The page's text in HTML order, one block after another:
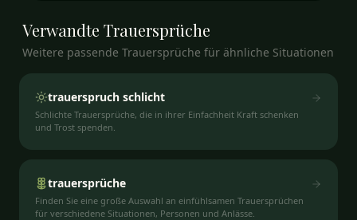
Verwandte Trauersprüche
Weitere passende Trauersprüche für ähnliche Situationen
trauerspruch schlicht
Schlichte Trauersprüche, die in ihrer Einfachheit Kraft schenken
und Trost spenden.
trauersprüche
Finden Sie eine große Auswahl an einfühlsamen Trauersprüchen
für verschiedene Situationen, Personen und Anlässe.